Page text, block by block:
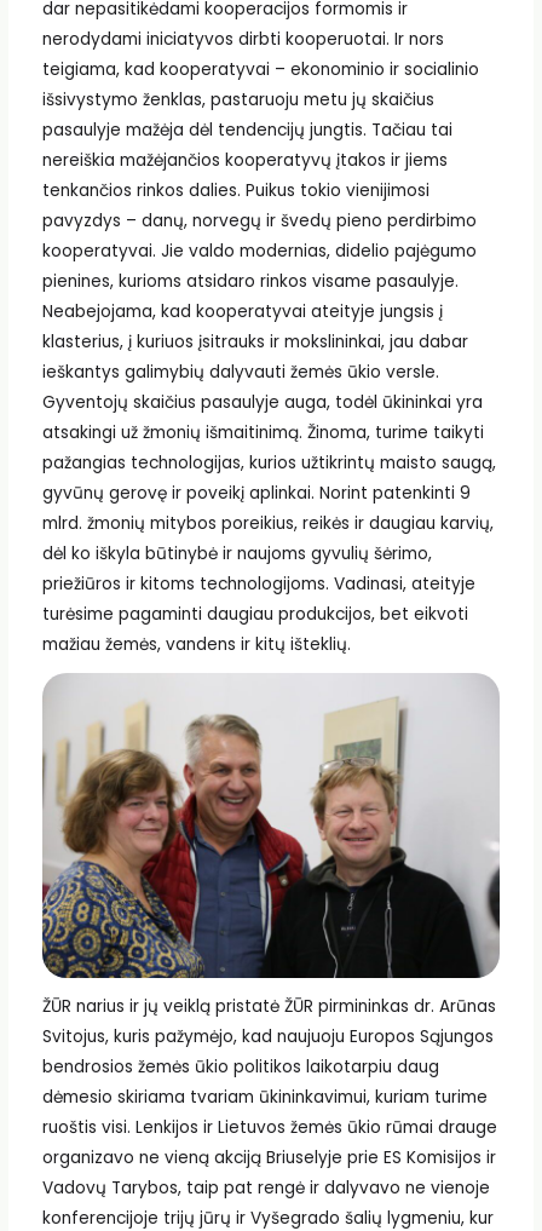
dar nepasitikėdami kooperacijos formomis ir
nerodydami iniciatyvos dirbti kooperuotai. Ir nors
teigiama, kad kooperatyvai – ekonominio ir socialinio
išsivystymo ženklas, pastaruoju metu jų skaičius
pasaulyje mažėja dėl tendencijų jungtis. Tačiau tai
nereiškia mažėjančios kooperatyvų įtakos ir jiems
tenkančios rinkos dalies. Puikus tokio vienijimosi
pavyzdys – danų, norvegų ir švedų pieno perdirbimo
kooperatyvai. Jie valdo modernias, didelio pajėgumo
pienines, kurioms atsidaro rinkos visame pasaulyje.
Neabejojama, kad kooperatyvai ateityje jungsis į
klasterius, į kuriuos įsitrauks ir mokslininkai, jau dabar
ieškantys galimybių dalyvauti žemės ūkio versle.
Gyventojų skaičius pasaulyje auga, todėl ūkininkai yra
atsakingi už žmonių išmaitinimą. Žinoma, turime taikyti
pažangias technologijas, kurios užtikrintų maisto saugą,
gyvūnų gerovę ir poveikį aplinkai. Norint patenkinti 9
mlrd. žmonių mitybos poreikius, reikės ir daugiau karvių,
dėl ko iškyla būtinybė ir naujoms gyvulių šėrimo,
priežiūros ir kitoms technologijoms. Vadinasi, ateityje
turėsime pagaminti daugiau produkcijos, bet eikvoti
mažiau žemės, vandens ir kitų išteklių.
ŽŪR narius ir jų veiklą pristatė ŽŪR pirmininkas dr. Arūnas
Svitojus, kuris pažymėjo, kad naujuoju Europos Sąjungos
bendrosios žemės ūkio politikos laikotarpiu daug
dėmesio skiriama tvariam ūkininkavimui, kuriam turime
ruoštis visi. Lenkijos ir Lietuvos žemės ūkio rūmai drauge
organizavo ne vieną akciją Briuselyje prie ES Komisijos ir
Vadovų Tarybos, taip pat rengė ir dalyvavo ne vienoje
konferencijoje trijų jūrų ir Vyšegrado šalių lygmeniu, kur